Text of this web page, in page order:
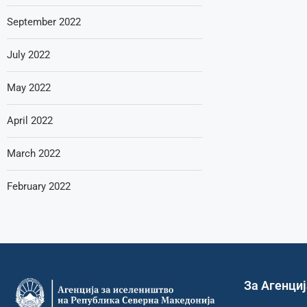
September 2022
July 2022
May 2022
April 2022
March 2022
February 2022
За